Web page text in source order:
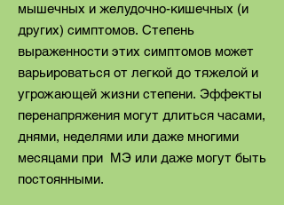
мышечных и желудочно-кишечных (и
других) симптомов. Степень
выраженности этих симптомов может
варьироваться от легкой до тяжелой и
угрожающей жизни степени. Эффекты
перенапряжения могут длиться часами,
днями, неделями или даже многими
месяцами при МЭ или даже могут быть
постоянными.